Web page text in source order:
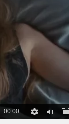
00:00